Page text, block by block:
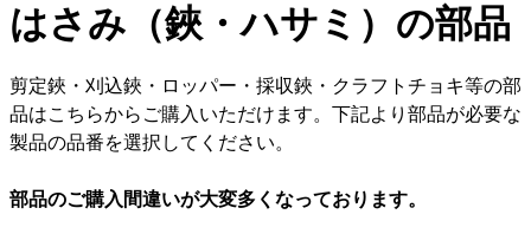
はさみ（鋏・ハサミ）の部品
剪定鋏・刈込鋏・ロッパー・採収鋏・クラフトチョキ等の部
品はこちらからご購入いただけます。下記より部品が必要な
製品の品番を選択してください。
部品のご購入間違いが大変多くなっております。